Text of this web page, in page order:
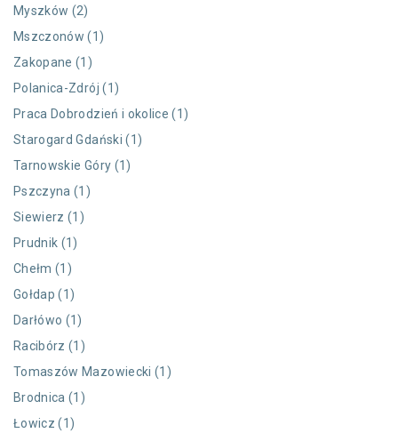
Myszków (2)
Mszczonów (1)
Zakopane (1)
Polanica-Zdrój (1)
Praca Dobrodzień i okolice (1)
Starogard Gdański (1)
Tarnowskie Góry (1)
Pszczyna (1)
Siewierz (1)
Prudnik (1)
Chełm (1)
Gołdap (1)
Darłówo (1)
Racibórz (1)
Tomaszów Mazowiecki (1)
Brodnica (1)
Łowicz (1)